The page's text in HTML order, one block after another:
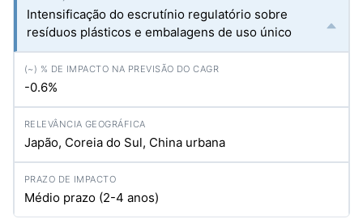
Intensificação do escrutínio regulatório sobre
resíduos plásticos e embalagens de uso único
-0.6%
Japão, Coreia do Sul, China urbana
Médio prazo (2-4 anos)